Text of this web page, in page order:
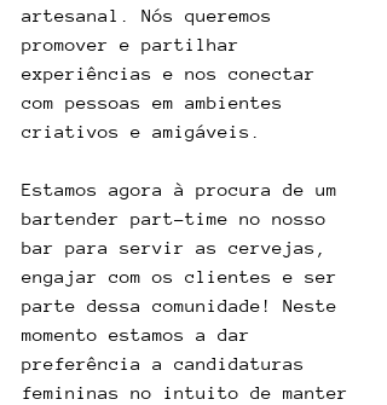
artesanal. Nós queremos
promover e partilhar
experiências e nos conectar
com pessoas em ambientes
criativos e amigáveis.
Estamos agora à procura de um
bartender part-time no nosso
bar para servir as cervejas,
engajar com os clientes e ser
parte dessa comunidade! Neste
momento estamos a dar
preferência a candidaturas
femininas no intuito de manter